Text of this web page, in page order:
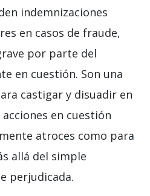
indemnizaciones
en casos de fraude,
por parte del
en cuestión. Son una
castigar y disuadir en
en cuestión
atroces como para
allá del simple
perjudicada.